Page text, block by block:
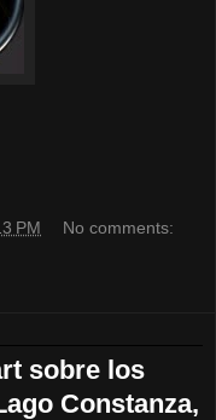
PM No comments:
sobre los
Constanza,